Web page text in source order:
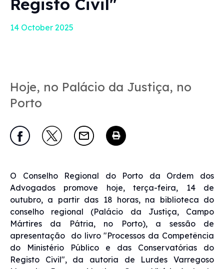
14 October 2025
Hoje, no Palácio da Justiça, no
Porto
O Conselho Regional do Porto da Ordem dos
Advogados promove hoje, terça-feira, 14 de
outubro, a partir das 18 horas, na biblioteca do
conselho regional (Palácio da Justiça, Campo
Mártires da Pátria, no Porto), a sessão de
apresentação do livro "Processos da Competência
do Ministério Público e das Conservatórias do
Registo Civil", da autoria de Lurdes Varregoso